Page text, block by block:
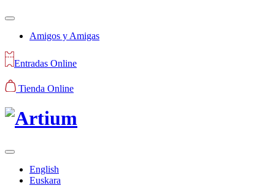
Amigos y Amigas
Entradas Online
Tienda Online
English
Euskara